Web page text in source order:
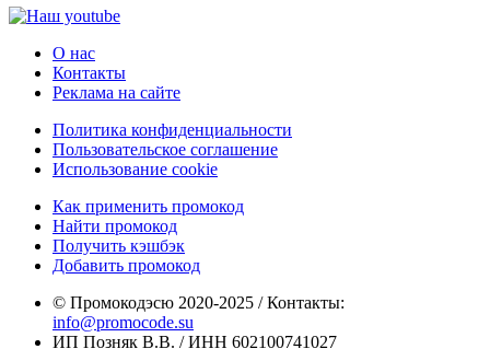
О нас
Контакты
Реклама на сайте
Политика конфиденциальности
Пользовательское соглашение
Использование cookie
Как применить промокод
Найти промокод
Получить кэшбэк
Добавить промокод
© Промокодэсю 2020-2025 / Контакты:
info@promocode.su
ИП Позняк В.В. / ИНН 602100741027